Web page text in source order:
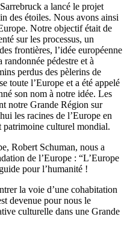
a lancé le projet
des étoiles. Nous avons ainsi
Notre objectif était de
sur les processus, un
frontières, l’idée européenne
pédestre et à
perdus des pèlerins de
toute l’Europe et a été appelé
son nom à notre idée. Les
notre Grande Région sur
les racines de l’Europe en
patrimoine culturel mondial.
Robert Schuman, nous a
de l’Europe : “L’Europe
pour l’humanité !
la voie d’une cohabitation
devenue pour nous le
culturelle dans une Grande